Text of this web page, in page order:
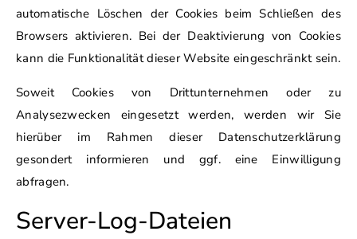
automatische Löschen der Cookies beim Schließen des
Browsers aktivieren. Bei der Deaktivierung von Cookies
kann die Funktionalität dieser Website eingeschränkt sein.
Soweit Cookies von Drittunternehmen oder zu
Analysezwecken eingesetzt werden, werden wir Sie
hierüber im Rahmen dieser Datenschutzerklärung
gesondert informieren und ggf. eine Einwilligung
abfragen.
Server-Log-Dateien